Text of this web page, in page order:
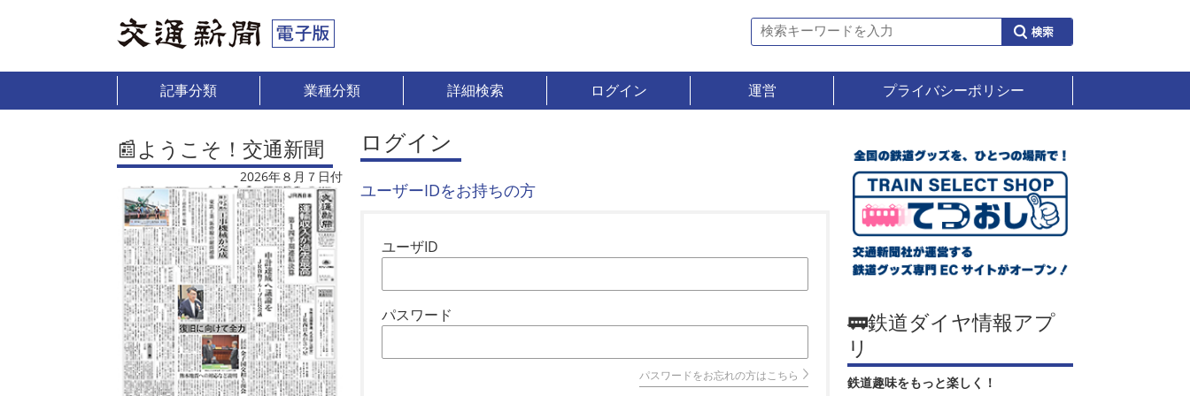
記事分類 業種分類 詳細検索 ログイン 運営 プライバシーポリシー
📰ようこそ！交通新聞
2026年８月７日付
ログイン
ユーザーIDをお持ちの方
ユーザID
パスワード
パスワードをお忘れの方はこちら
🚃鉄道ダイヤ情報アプ
リ
鉄道趣味をもっと楽しく！